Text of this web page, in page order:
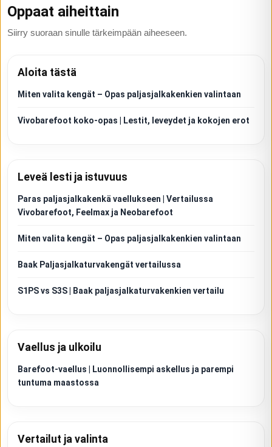
Oppaat aiheittain
Siirry suoraan sinulle tärkeimpään aiheeseen.
Aloita tästä
Miten valita kengät – Opas paljasjalkakenkien valintaan
Vivobarefoot koko-opas | Lestit, leveydet ja kokojen erot
Leveä lesti ja istuvuus
Paras paljasjalkakenkä vaellukseen | Vertailussa
Vivobarefoot, Feelmax ja Neobarefoot
Miten valita kengät – Opas paljasjalkakenkien valintaan
Baak Paljasjalkaturvakengät vertailussa
S1PS vs S3S | Baak paljasjalkaturvakenkien vertailu
Vaellus ja ulkoilu
Barefoot-vaellus | Luonnollisempi askellus ja parempi
tuntuma maastossa
Vertailut ja valinta